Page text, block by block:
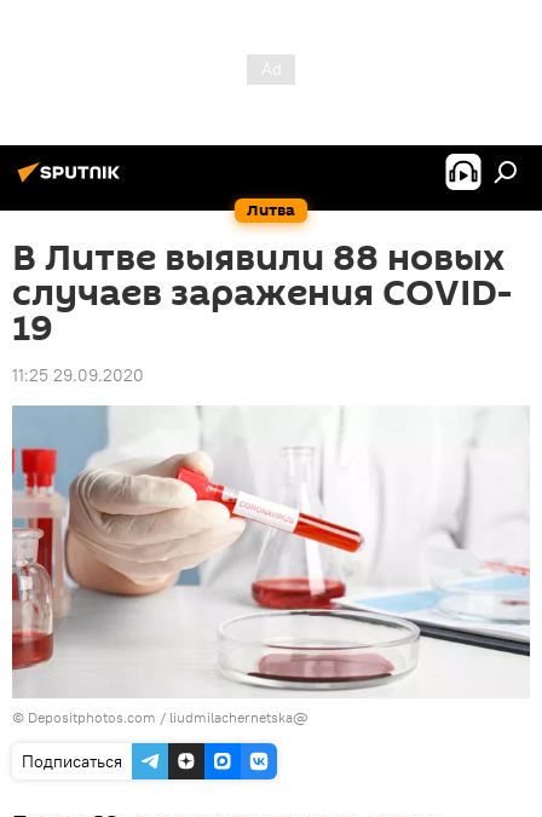
Литва
В Литве выявили 88 новых
случаев заражения COVID-
19
11:25 29.09.2020
© Depositphotos.com / liudmilachernetska@
Подписаться